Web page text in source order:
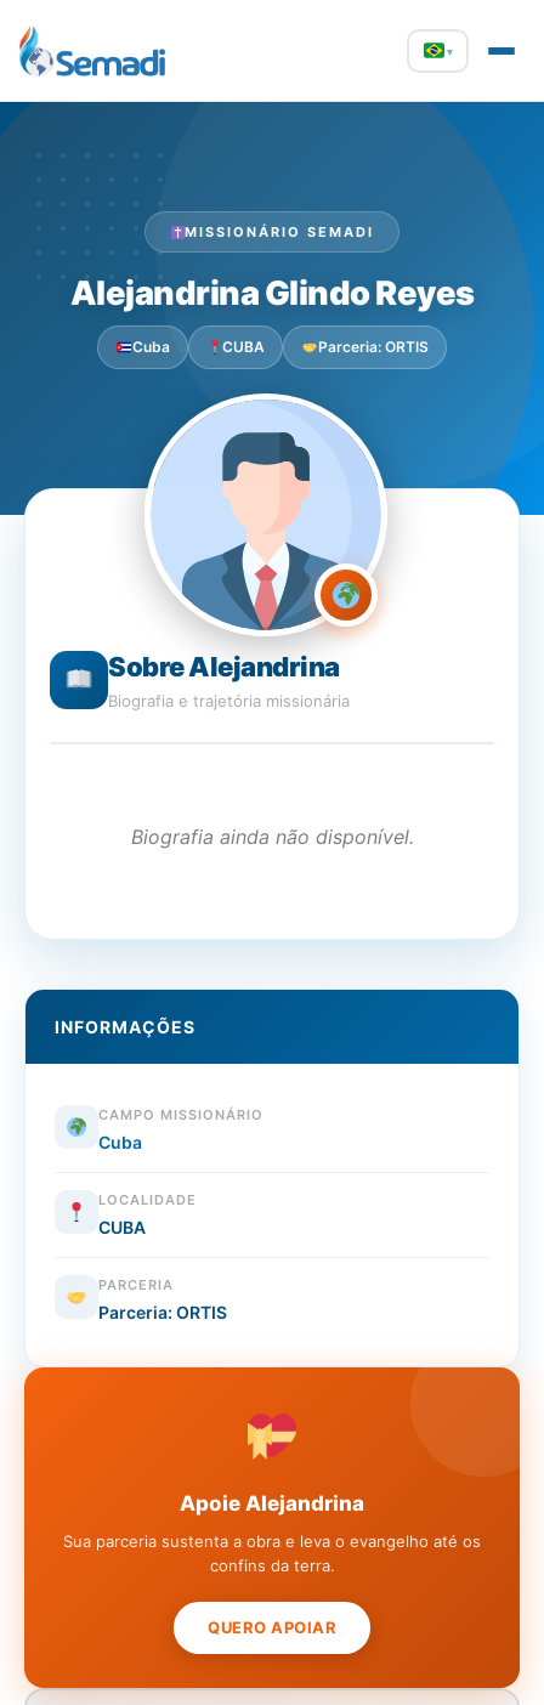
▾
MISSIONÁRIO SEMADI
Alejandrina Glindo Reyes
Cuba CUBA Parceria: ORTIS
Sobre Alejandrina
Biografia e trajetória missionária
Biografia ainda não disponível.
INFORMAÇÕES
CAMPO MISSIONÁRIO
Cuba
LOCALIDADE
CUBA
PARCERIA
Parceria: ORTIS
Apoie Alejandrina
Sua parceria sustenta a obra e leva o evangelho até os
confins da terra.
QUERO APOIAR